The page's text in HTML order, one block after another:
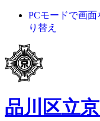
PCモードで画面
り替え
品川区立